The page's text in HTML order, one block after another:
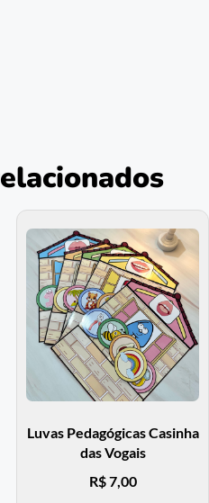
Luvas Pedagógicas Casinha
das Vogais
R$7,00